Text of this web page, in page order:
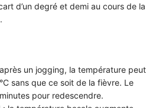
d’un degré et demi au cours de la
un jogging, la température peut
sans que ce soit de la fièvre. Le
pour redescendre.